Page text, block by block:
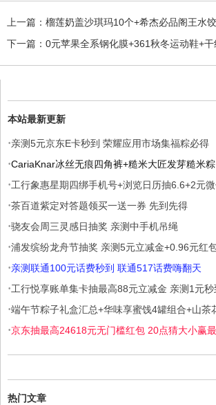
上一篇： 榴莲奶盖沙琪玛10个+希杰必品阁王水
下一篇： 0元苹果全系钢化膜+361秋冬运动鞋+
本站最新更新
·亲测5元京东E卡秒到 荣耀应用市场集福粽必得
·CariaKnar冰丝无痕四角裤+糙米大匠发芽糙米粽
·工行象惠星期四绑手机号+浏览日历抽6.6+2元
·茶百道紫定对答题领买一送一券 先到先得
·骁友会周三灵感日抽奖 亲测中手机吊绳
·浦发缤纷龙舟节抽奖 亲测5元立减金+0.96元红
·亲测联通100元话费秒到 联通517话费嗨翻天
·工行悦享账单集卡抽最高88元立减金 亲测1元秒
·端午节粽子礼盒汇总+华味享蜜饯4罐组合+山茶
·京东抽最高24618元无门槛红包 20点猜大小赢
热门文章